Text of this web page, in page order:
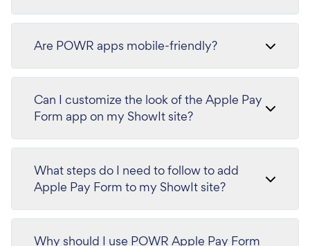
Are POWR apps mobile-friendly?
Can I customize the look of the Apple Pay
Form app on my ShowIt site?
What steps do I need to follow to add
Apple Pay Form to my ShowIt site?
Why should I use POWR Apple Pay Form